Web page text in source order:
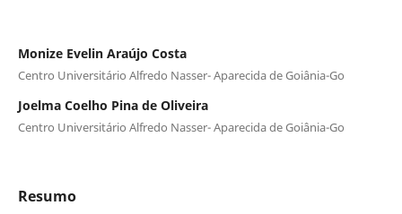
Monize Evelin Araújo Costa
Centro Universitário Alfredo Nasser- Aparecida de Goiânia-Go
Joelma Coelho Pina de Oliveira
Centro Universitário Alfredo Nasser- Aparecida de Goiânia-Go
Resumo